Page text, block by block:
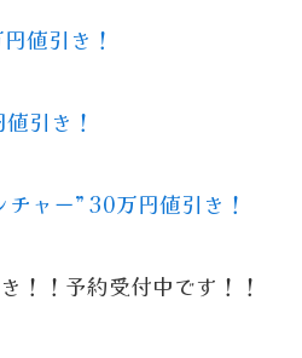
値引き！
引き！
ャー” 30万円値引き！
！！予約受付中です！！